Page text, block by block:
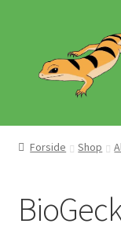
navigation
indhold
Hjem
Mærker
Forside Shop